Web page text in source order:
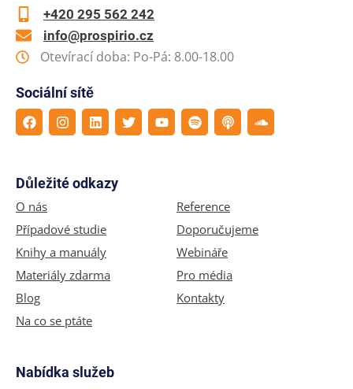
+420 295 562 242
info@prospirio.cz
Otevírací doba: Po-Pá: 8.00-18.00
Sociální sítě
Důležité odkazy
O nás
Případové studie
Knihy a manuály
Materiály zdarma
Blog
Na co se ptáte
Reference
Doporučujeme
Webináře
Pro média
Kontakty
Nabídka služeb